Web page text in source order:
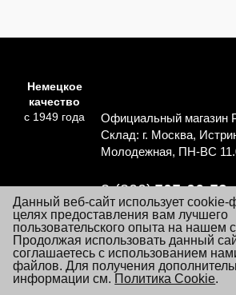
Немецкое
качество
с 1949 года
Официальный магазин
Склад: г. Москва,
Молодежная, ПН-ВС
8 (800)505-06-59
Перезвоните мне
Согласие на обработку
Политика обработки
Условия заказа и покупки
Посещая настоящий сайт Вы даете
файлов «cookie», пользовательских
Данный веб-сайт использует
целях предоставления вам лучшего
пользовательского опыта на нашем
Продолжая использовать данный
соглашаетесь с использованием
файлов. Для получения
информации см. Политика Cookie.